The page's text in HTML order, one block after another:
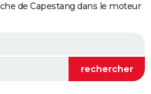
de Capestang dans le moteur